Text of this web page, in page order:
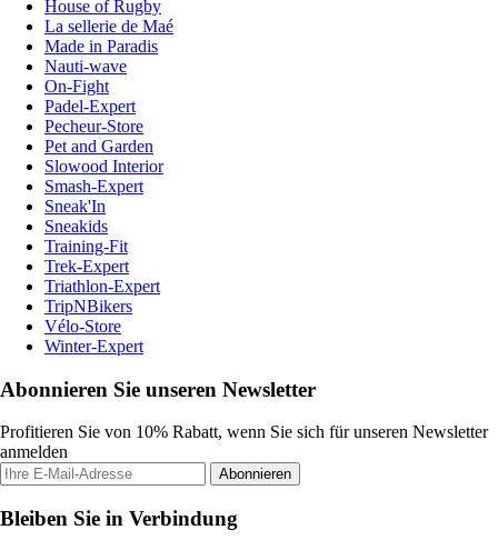
House of Rugby
La sellerie de Maé
Made in Paradis
Nauti-wave
On-Fight
Padel-Expert
Pecheur-Store
Pet and Garden
Slowood Interior
Smash-Expert
Sneak'In
Sneakids
Training-Fit
Trek-Expert
Triathlon-Expert
TripNBikers
Vélo-Store
Winter-Expert
Abonnieren Sie unseren Newsletter
Profitieren Sie von 10% Rabatt, wenn Sie sich für unseren Newsletter
anmelden
Abonnieren
Bleiben Sie in Verbindung